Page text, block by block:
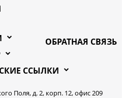
ОБРАТНАЯ СВЯЗЬ
ССЫЛКИ
Поля, д. 2, корп. 12, офис 209